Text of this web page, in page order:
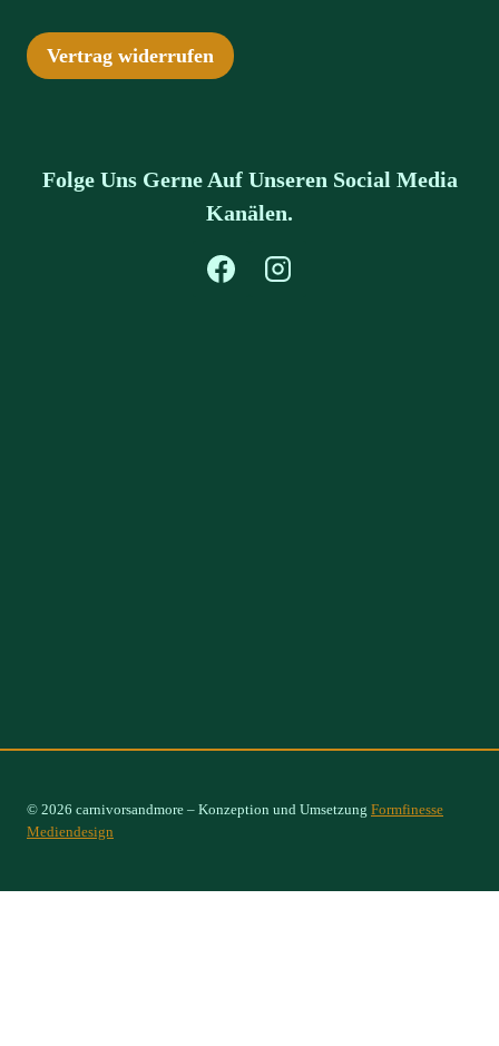
Vertrag widerrufen
Folge Uns Gerne Auf Unseren Social Media
Kanälen.
© 2026 carnivorsandmore – Konzeption und Umsetzung Formfinesse
Mediendesign